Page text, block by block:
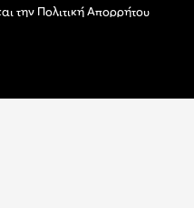
την Πολιτική Απορρήτου